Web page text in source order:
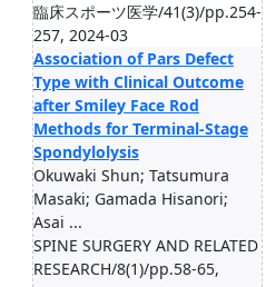
臨床スポーツ医学/41(3)/pp.254-
257, 2024-03
Association of Pars Defect
Type with Clinical Outcome
after Smiley Face Rod
Methods for Terminal-Stage
Spondylolysis
Okuwaki Shun; Tatsumura
Masaki; Gamada Hisanori;
Asai ...
SPINE SURGERY AND RELATED
RESEARCH/8(1)/pp.58-65,